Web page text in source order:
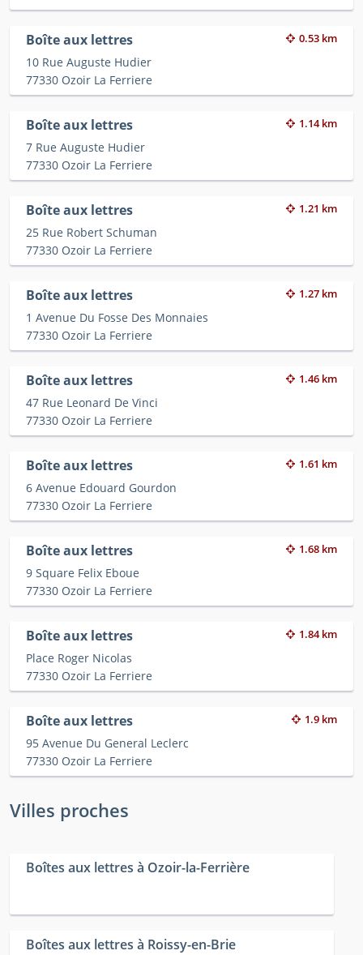
Boîte aux lettres 0.53 km
10 Rue Auguste Hudier
77330 Ozoir La Ferriere
Boîte aux lettres 1.14 km
7 Rue Auguste Hudier
77330 Ozoir La Ferriere
Boîte aux lettres 1.21 km
25 Rue Robert Schuman
77330 Ozoir La Ferriere
Boîte aux lettres 1.27 km
1 Avenue Du Fosse Des Monnaies
77330 Ozoir La Ferriere
Boîte aux lettres 1.46 km
47 Rue Leonard De Vinci
77330 Ozoir La Ferriere
Boîte aux lettres 1.61 km
6 Avenue Edouard Gourdon
77330 Ozoir La Ferriere
Boîte aux lettres 1.68 km
9 Square Felix Eboue
77330 Ozoir La Ferriere
Boîte aux lettres 1.84 km
Place Roger Nicolas
77330 Ozoir La Ferriere
Boîte aux lettres 1.9 km
95 Avenue Du General Leclerc
77330 Ozoir La Ferriere
Villes proches
Boîtes aux lettres à Ozoir-la-Ferrière
Boîtes aux lettres à Roissy-en-Brie